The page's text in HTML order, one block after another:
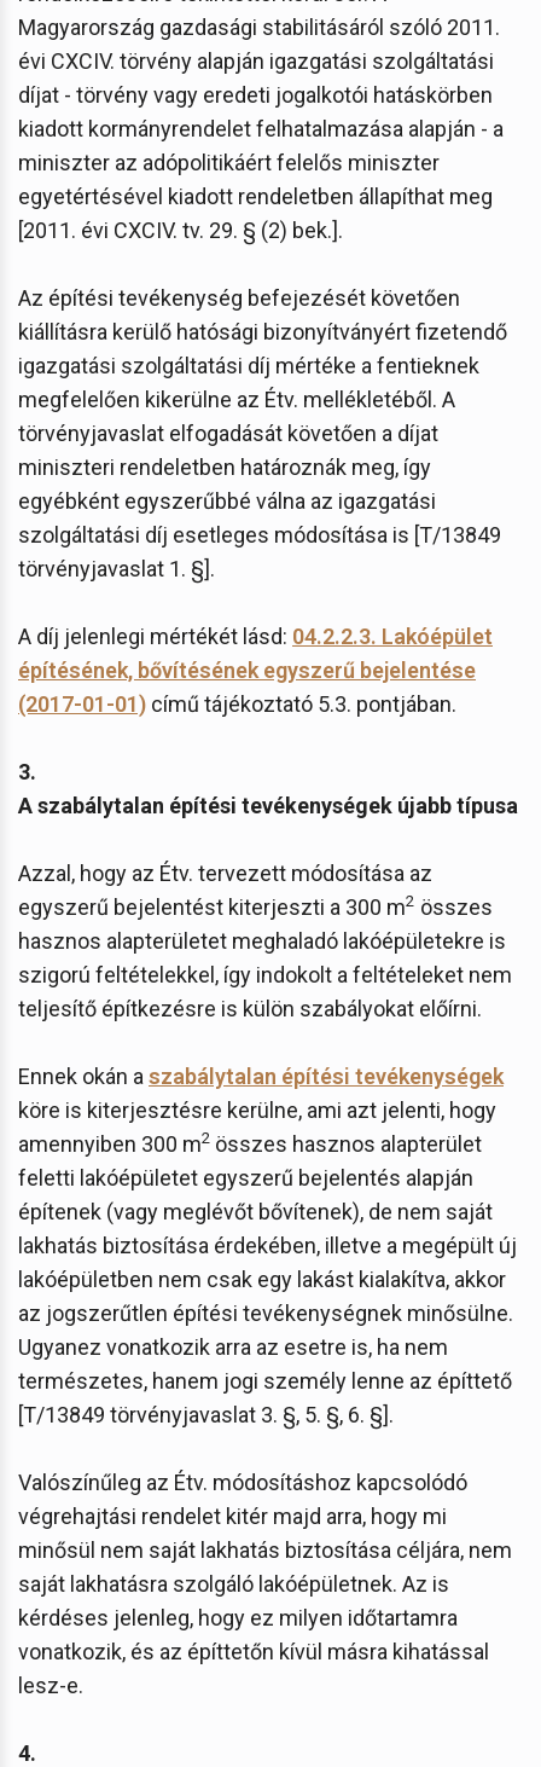
Magyarország gazdasági stabilitásáról szóló 2011.
évi CXCIV. törvény alapján igazgatási szolgáltatási
díjat - törvény vagy eredeti jogalkotói hatáskörben
kiadott kormányrendelet felhatalmazása alapján - a
miniszter az adópolitikáért felelős miniszter
egyetértésével kiadott rendeletben állapíthat meg
[2011. évi CXCIV. tv. 29. § (2) bek.].
Az építési tevékenység befejezését követően
kiállításra kerülő hatósági bizonyítványért fizetendő
igazgatási szolgáltatási díj mértéke a fentieknek
megfelelően kikerülne az Étv. mellékletéből. A
törvényjavaslat elfogadását követően a díjat
miniszteri rendeletben határoznák meg, így
egyébként egyszerűbbé válna az igazgatási
szolgáltatási díj esetleges módosítása is [T/13849
törvényjavaslat 1. §].
A díj jelenlegi mértékét lásd: 04.2.2.3. Lakóépület
építésének, bővítésének egyszerű bejelentése
(2017-01-01) című tájékoztató 5.3. pontjában.
3.
A szabálytalan építési tevékenységek újabb típusa
Azzal, hogy az Étv. tervezett módosítása az
egyszerű bejelentést kiterjeszti a 300 m2 összes
hasznos alapterületet meghaladó lakóépületekre is
szigorú feltételekkel, így indokolt a feltételeket nem
teljesítő építkezésre is külön szabályokat előírni.
Ennek okán a szabálytalan építési tevékenységek
köre is kiterjesztésre kerülne, ami azt jelenti, hogy
amennyiben 300 m2 összes hasznos alapterület
feletti lakóépületet egyszerű bejelentés alapján
építenek (vagy meglévőt bővítenek), de nem saját
lakhatás biztosítása érdekében, illetve a megépült új
lakóépületben nem csak egy lakást kialakítva, akkor
az jogszerűtlen építési tevékenységnek minősülne.
Ugyanez vonatkozik arra az esetre is, ha nem
természetes, hanem jogi személy lenne az építtető
[T/13849 törvényjavaslat 3. §, 5. §, 6. §].
Valószínűleg az Étv. módosításhoz kapcsolódó
végrehajtási rendelet kitér majd arra, hogy mi
minősül nem saját lakhatás biztosítása céljára, nem
saját lakhatásra szolgáló lakóépületnek. Az is
kérdéses jelenleg, hogy ez milyen időtartamra
vonatkozik, és az építtetőn kívül másra kihatással
lesz-e.
4.